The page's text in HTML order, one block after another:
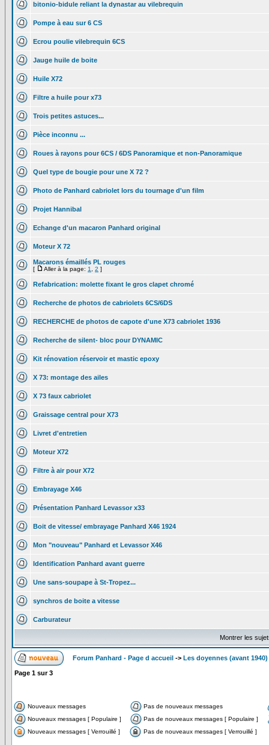
bitonio-bidule reliant la dynastar au vilebrequin
Pompe à eau sur 6 CS
Ecrou poulie vilebrequin 6CS
Jauge huile de boite
Huile X72
Filtre a huile pour x73
Trois petites astuces...
Pièce inconnu ...
Roues à rayons pour 6CS / 6DS Panoramique et non-Panoramique
Quel type de bougie pour une X 72 ?
Photo de Panhard cabriolet lors du tournage d'un film
Projet Hannibal
Echange d'un macaron Panhard original
Moteur X 72
Macarons émaillés PL rouges
[ Aller à la page: 1 2 ]
Refabrication: molette fixant le gros clapet chromé
Recherche de photos de cabriolets 6CS/6DS
RECHERCHE de photos de capote d'une X73 cabriolet 1936
Recherche de silent- bloc pour DYNAMIC
Kit rénovation réservoir et mastic epoxy
X 73: montage des ailes
X 73 faux cabriolet
Graissage central pour X73
Livret d'entretien
Moteur X72
Filtre à air pour X72
Embrayage X46
Présentation Panhard Levassor x33
Boit de vitesse/ embrayage Panhard X46 1924
Mon "nouveau" Panhard et Levassor X46
Identification Panhard avant guerre
Une sans-soupape à St-Tropez...
synchros de boite a vitesse
Carburateur
Montrer les
Forum Panhard - Page d accueil -> Les doyennes (avant 1940)
Page 1 sur3
Nouveaux messages
Pas de nouveaux messages
Nouveaux messages [ Populaire ]
Pas de nouveaux messages [ Populaire ]
Nouveaux messages [ Verrouillé ]
Pas de nouveaux messages [ Verrouillé ]